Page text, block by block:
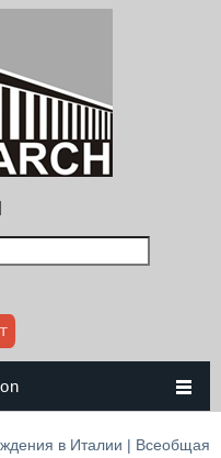
в Италии | Всеобщая